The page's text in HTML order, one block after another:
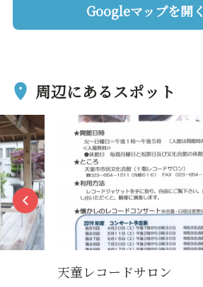
Googleマップを開く
周辺にあるスポット
天童レコードサロン